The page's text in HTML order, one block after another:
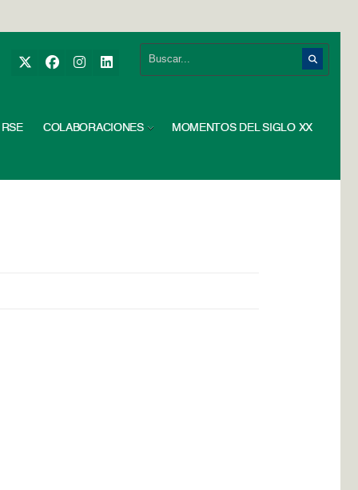
RSE COLABORACIONES MOMENTOS DEL SIGLO XX